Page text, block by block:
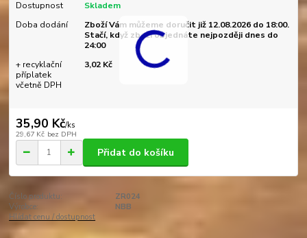
Dostupnost
Skladem
Doba dodání
Zboží Vám můžeme doručit již 12.08.2026 do 18:00.
Stačí, když zboží objednáte nejpozději dnes do
24:00
+ recyklační
příplatek
včetně DPH
3,02 Kč
35,90 Kč/ks
29,67 Kč bez DPH
Přidat do košíku
Číslo produktu:
ZR024
Výrobce:
NBB
Hlídat cenu / dostupnost